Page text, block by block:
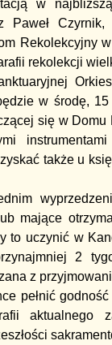
w
Paweł
Rekolekcyjny
rekolekcji
w środę,
się w Domu
także u
mające
to uczynić w
2
z
pełnić
aktualnego